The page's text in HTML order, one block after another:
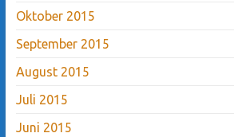
Oktober 2015
September 2015
August 2015
Juli 2015
Juni 2015